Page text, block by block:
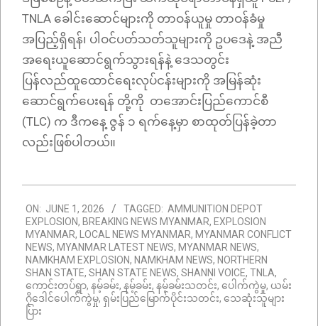
TNLA ခေါင်းဆောင်များကို တာဝန်ယူမှု တာဝန်ခံမှု
အပြည့်ရှိရန်၊ ပါဝင်ပတ်သတ်သူများကို ဥပဒေနဲ့ အညီ
အရေးယူဆောင်ရွက်သွားရန်နဲ့ ဒေသတွင်း
ပြန်လည်ထူထောင်ရေးလုပ်ငန်းများကို အမြန်ဆုံး
ဆောင်ရွက်ပေးရန် တို့ကို တအောင်းပြည်ကောင်စီ
(TLC) က ဒီကနေ့ ဇွန် ၁ ရက်နေ့မှာ စာထုတ်ပြန်ခဲ့တာ
လည်းဖြစ်ပါတယ်။
06-
01
ON: JUNE 1, 2026 TAGGED: AMMUNITION DEPOT
EXPLOSION, BREAKING NEWS MYANMAR, EXPLOSION
MYANMAR, LOCAL NEWS MYANMAR, MYANMAR CONFLICT
NEWS, MYANMAR LATEST NEWS, MYANMAR NEWS,
NAMKHAM EXPLOSION, NAMKHAM NEWS, NORTHERN
SHAN STATE, SHAN STATE NEWS, SHANNI VOICE, TNLA,
ကောင်းတပ်ရွာ, နမ့်ခမ်း, နမ့်ခမ်း, နမ့်ခမ်းသတင်း, ပေါက်ကွဲမှု, ယမ်း
ဂိုဒေါင်ပေါက်ကွဲမှု, ရှမ်းပြည်မြောက်ပိုင်းသတင်း, သေဆုံးသူများ
ပြား